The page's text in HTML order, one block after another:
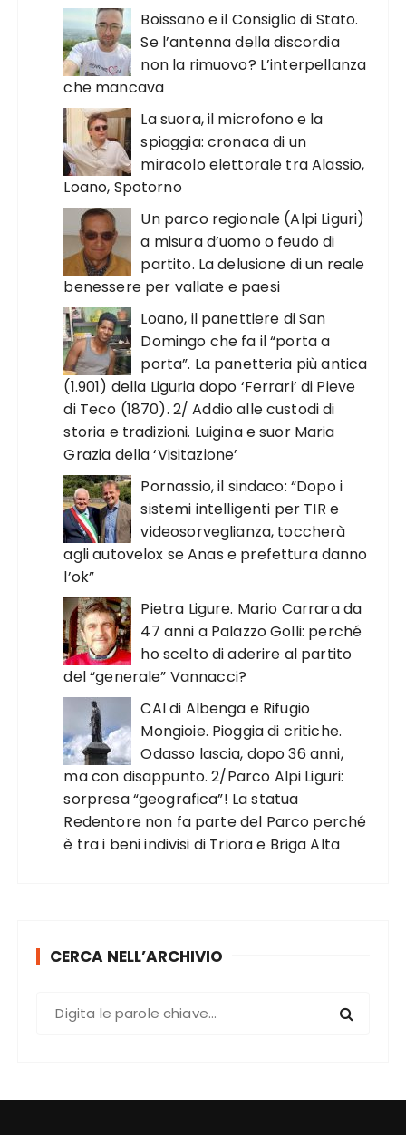
Boissano e il Consiglio di Stato.
Se l’antenna della discordia
non la rimuovo? L’interpellanza
che mancava
La suora, il microfono e la
spiaggia: cronaca di un
miracolo elettorale tra Alassio,
Loano, Spotorno
Un parco regionale (Alpi Liguri)
a misura d’uomo o feudo di
partito. La delusione di un reale
benessere per vallate e paesi
Loano, il panettiere di San
Domingo che fa il “porta a
porta”. La panetteria più antica
(1.901) della Liguria dopo ‘Ferrari’ di Pieve
di Teco (1870). 2/ Addio alle custodi di
storia e tradizioni. Luigina e suor Maria
Grazia della ‘Visitazione’
Pornassio, il sindaco: “Dopo i
sistemi intelligenti per TIR e
videosorveglianza, toccherà
agli autovelox se Anas e prefettura danno
l’ok”
Pietra Ligure. Mario Carrara da
47 anni a Palazzo Golli: perché
ho scelto di aderire al partito
del “generale” Vannacci?
CAI di Albenga e Rifugio
Mongioie. Pioggia di critiche.
Odasso lascia, dopo 36 anni,
ma con disappunto. 2/Parco Alpi Liguri:
sorpresa “geografica”! La statua
Redentore non fa parte del Parco perché
è tra i beni indivisi di Triora e Briga Alta
CERCA NELL’ARCHIVIO